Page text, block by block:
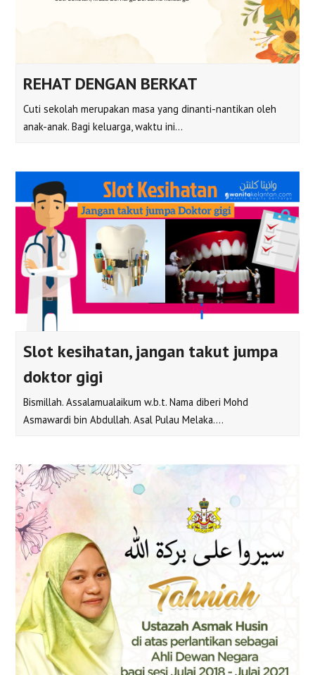
REHAT DENGAN BERKAT
Cuti sekolah merupakan masa yang dinanti-nantikan oleh
anak-anak. Bagi keluarga, waktu ini…
Slot kesihatan, jangan takut jumpa
doktor gigi
Bismillah. Assalamualaikum w.b.t. Nama diberi Mohd
Asmawardi bin Abdullah. Asal Pulau Melaka.…